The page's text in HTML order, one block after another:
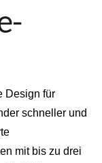
Design für
schneller und
mit bis zu drei